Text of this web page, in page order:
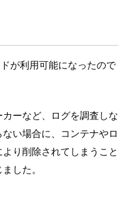
が利用可能になったので
ーなど、ログを調査しな
い場合に、コンテナやロ
り削除されてしまうこと
した。